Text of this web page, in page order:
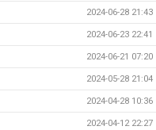
2024-06-28 21:43
2024-06-23 22:41
2024-06-21 07:20
2024-05-28 21:04
2024-04-28 10:36
2024-04-12 22:27